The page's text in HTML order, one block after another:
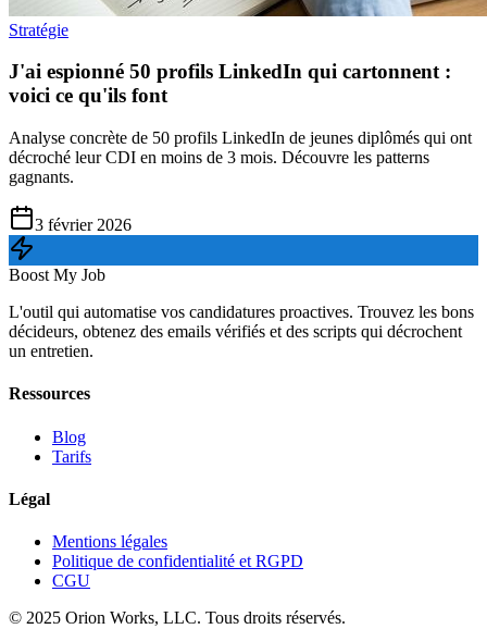
Stratégie
J'ai espionné 50 profils LinkedIn qui cartonnent :
voici ce qu'ils font
Analyse concrète de 50 profils LinkedIn de jeunes diplômés qui ont
décroché leur CDI en moins de 3 mois. Découvre les patterns
gagnants.
3 février 2026
Boost My Job
L'outil qui automatise vos candidatures proactives. Trouvez les bons
décideurs, obtenez des emails vérifiés et des scripts qui décrochent
un entretien.
Ressources
Blog
Tarifs
Légal
Mentions légales
Politique de confidentialité et RGPD
CGU
© 2025 Orion Works, LLC. Tous droits réservés.